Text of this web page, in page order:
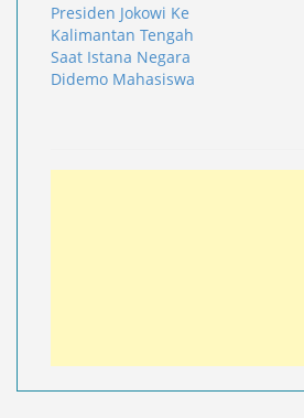
Presiden Jokowi Ke
Kalimantan Tengah
Saat Istana Negara
Didemo Mahasiswa